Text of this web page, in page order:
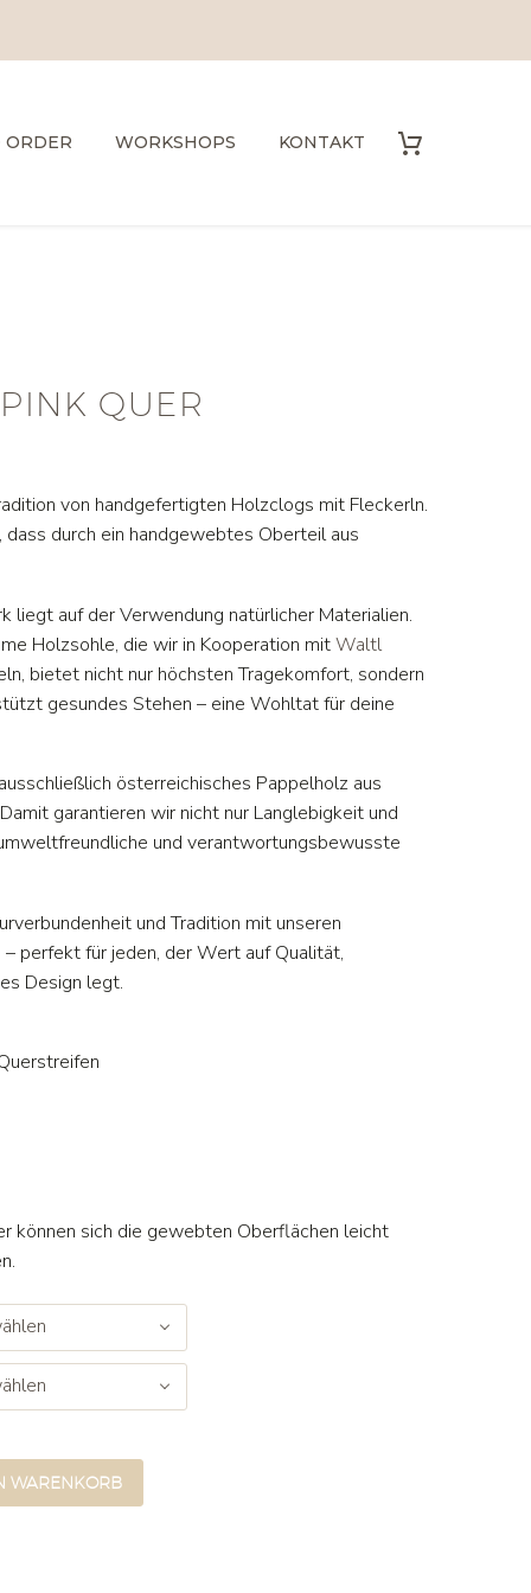
WORKSHOPS KONTAKT
QUER
von handgefertigten Holzclogs mit Fleckerln.
dass durch ein handgewebtes Oberteil aus
liegt auf der Verwendung natürlicher Materialien.
Holzsohle, die wir in Kooperation mitWaltl
bietet nicht nur höchsten Tragekomfort, sondern
gesundes Stehen – eine Wohltat für deine
österreichisches Pappelholz aus
garantieren wir nicht nur Langlebigkeit und
und verantwortungsbewusste
und Tradition mit unseren
perfekt für jeden, der Wert auf Qualität,
Design legt.
können sich die gewebten Oberflächen leicht
WARENKORB